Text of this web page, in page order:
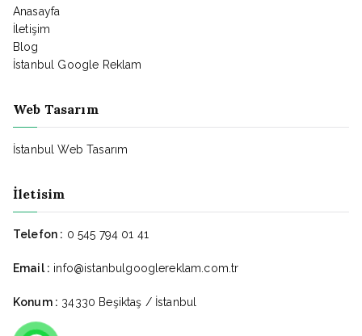
Anasayfa
İletişim
Blog
İstanbul Google Reklam
Web Tasarım
İstanbul Web Tasarım
İletisim
Telefon : 0 545 794 01 41
Email : info@istanbulgooglereklam.com.tr
Konum : 34330 Beşiktaş / İstanbul